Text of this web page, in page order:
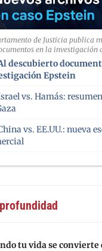
de Justicia publica
en la investigación
descubierto
Epstein
vs. Hamás:
vs. EE.UU.: nueva
tu vida se